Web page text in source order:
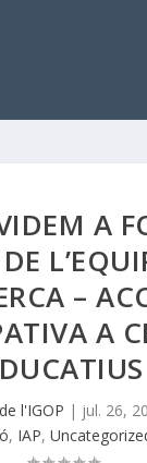
A
–
A
l'IGOP | jul. 26,
, IAP,